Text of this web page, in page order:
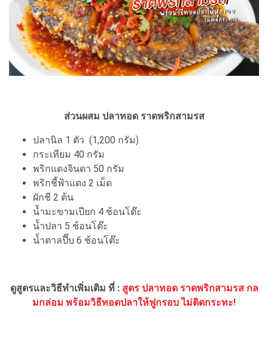
ส่วนผสม ปลาทอด ราดพริกสามรส
ปลานิล 1 ตัว (1,200 กรัม)
กระเทียม 40 กรัม
พริกแดงจินดา 50 กรัม
พริกชี้ฟ้าแดง 2 เม็ด
ผักชี 2 ต้น
น้ำมะขามเปียก 4 ช้อนโต๊ะ
น้ำปลา 5 ช้อนโต๊ะ
น้ำตาลปี๊บ 6 ช้อนโต๊ะ
ดูสูตรและวิธีทำเพิ่มเติม ที่ : สูตร ปลาทอด ราดพริกสามรส กล
มกล่อม พร้อมวิธีทอดปลาให้ฟูกรอบ ไม่ติดกระทะ!